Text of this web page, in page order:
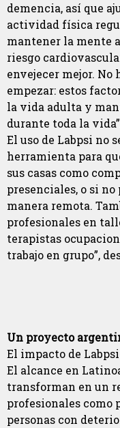
demencia, así que
actividad física
mantener la mente
riesgo
envejecer mejor. No
empezar: estos
la vida adulta y
durante toda la
El uso de Labpsi no
herramienta para
sus casas como
presenciales, o si
manera remota.
profesionales en
terapistas
trabajo en grupo”,
Un proyecto
El impacto de
El alcance en
transforman en un
profesionales como
personas con